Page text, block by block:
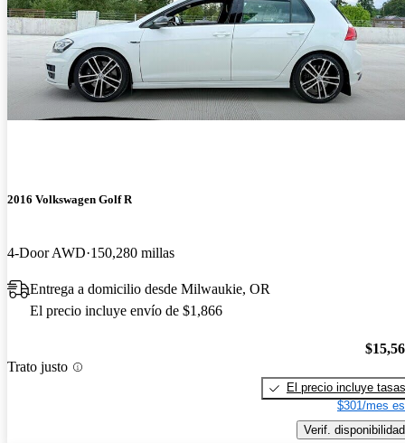
2016 Volkswagen Golf R
4-Door AWD 150,280 millas
Entrega a domicilio desde Milwaukie, OR
El precio incluye envío de $1,866
Trato justo
El precio incluye tasas
$301/mes
Verif. disponibilidad